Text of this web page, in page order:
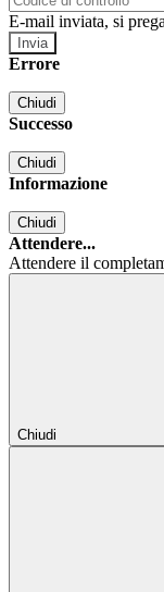
E-mail inviata, si
Errore
Chiudi
Successo
Chiudi
Informazione
Chiudi
Attendere...
Attendere il
Chiudi